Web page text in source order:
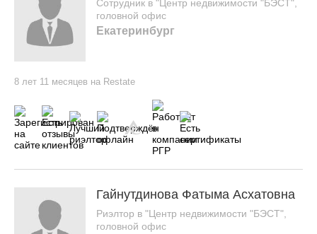
Сотрудник в "Центр недвижимости "БЭСТ",
головной офис
Екатеринбург
8 лет 11 месяцев на Restate
Гайнутдинова Фатыма Асхатовна
Риэлтор в "Центр недвижимости "БЭСТ",
головной офис